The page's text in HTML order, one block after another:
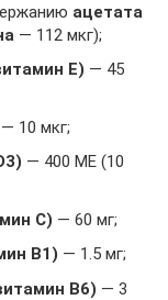
ацетата
— 112 мкг);
E) — 45
— 10 мкг;
— 400 МЕ (10
С) — 60 мг;
B1) — 1.5 мг;
B6) — 3